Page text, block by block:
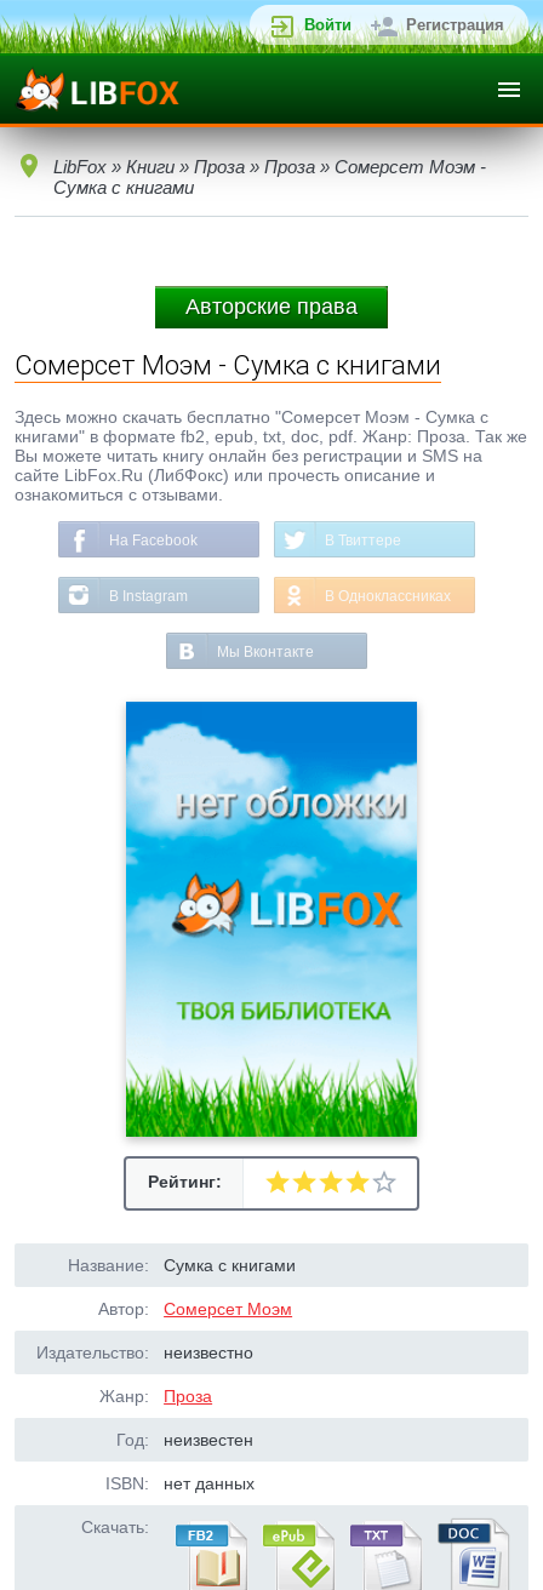
Войти Регистрация
LibFox » Книги » Проза » Проза » Сомерсет Моэм -
Сумка с книгами
Авторские права
Сомерсет Моэм - Сумка с книгами
Здесь можно скачать бесплатно "Сомерсет Моэм - Сумка с
книгами" в формате fb2, epub, txt, doc, pdf. Жанр: Проза. Так же
Вы можете читать книгу онлайн без регистрации и SMS на
сайте LibFox.Ru (ЛибФокс) или прочесть описание и
ознакомиться с отзывами.
На Facebook В Твиттере
В Instagram В Одноклассниках
Мы Вконтакте
Рейтинг:
Название: Сумка с книгами
Автор: Сомерсет Моэм
Издательство: неизвестно
Жанр: Проза
Год: неизвестен
ISBN: нет данных
Скачать: